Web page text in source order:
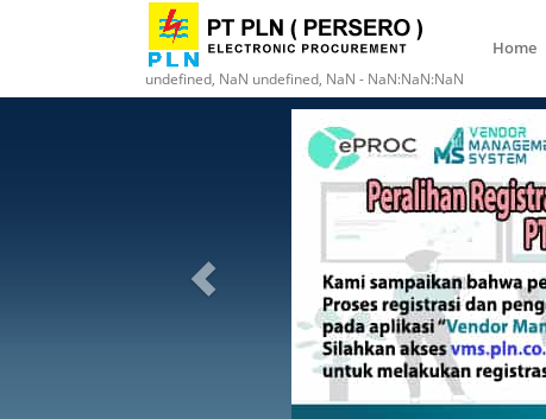
undefined, NaN undefined, NaN - NaN:NaN:NaN
Home